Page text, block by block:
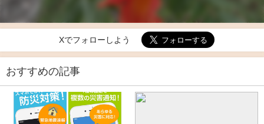
Xでフォローしよう
おすすめの記事